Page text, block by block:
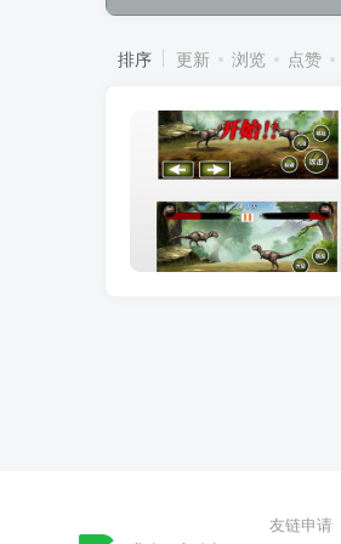
排序 更新 浏览 点赞
友链申请